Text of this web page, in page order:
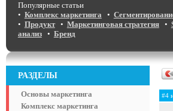
Популярные статьи
• Комплекс маркетинга •
• Продукт• Маркетинговая стратегия•
анализ• Бренд
РАЗДЕЛЫ
Основы маркетинга
Комплекс маркетинга
#4